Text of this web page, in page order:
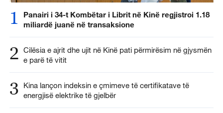
1
Panairi i 34-t Kombëtar i Librit në Kinë regjistroi 1.18
miliardë juanë në transaksione
2 Cilësia e ajrit dhe ujit në Kinë pati përmirësim në gjysmën
e parë të vitit
3
Kina lançon indeksin e çmimeve të certifikatave të
energjisë elektrike të gjelbër